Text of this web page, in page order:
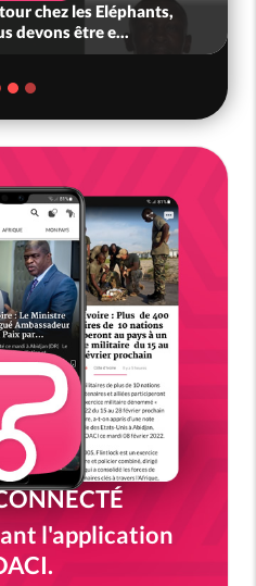
chez les Eléphants,
devons être e...
l'application